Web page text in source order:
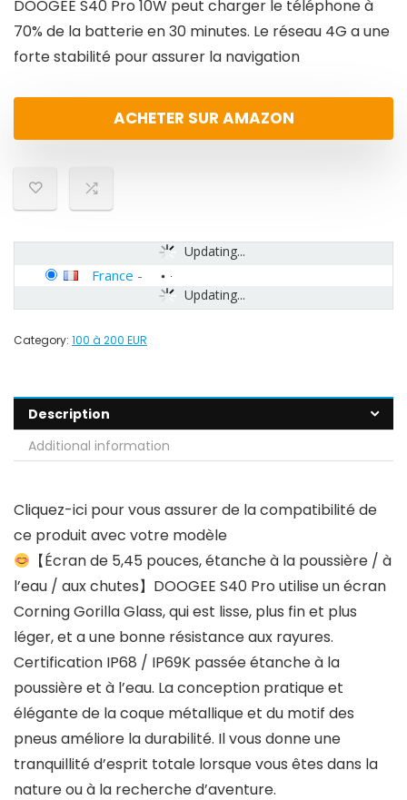
DOOGEE S40 Pro 10W peut charger le téléphone à
70% de la batterie en 30 minutes. Le réseau 4G a une
forte stabilité pour assurer la navigation
ACHETER SUR AMAZON
Updating...
Updating...
France -
Category: 100 à 200 EUR
Description
Additional information
Cliquez-ici pour vous assurer de la compatibilité de
ce produit avec votre modèle
【Écran de 5,45 pouces, étanche à la poussière / à
l’eau / aux chutes】DOOGEE S40 Pro utilise un écran
Corning Gorilla Glass, qui est lisse, plus fin et plus
léger, et a une bonne résistance aux rayures.
Certification IP68 / IP69K passée étanche à la
poussière et à l’eau. La conception pratique et
élégante de la coque métallique et du motif des
pneus améliore la durabilité. Il vous donne une
tranquillité d’esprit totale lorsque vous êtes dans la
nature ou à la recherche d’aventure.